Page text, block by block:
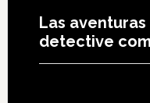
Las
detective